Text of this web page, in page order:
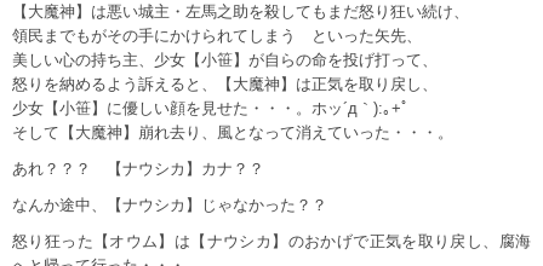
【大魔神】は悪い城主・左馬之助を殺してもまだ怒り狂い続け、
領民までもがその手にかけられてしまう といった矢先、
美しい心の持ち主、少女【小笹】が自らの命を投げ打って、
怒りを納めるよう訴えると、【大魔神】は正気を取り戻し、
少女【小笹】に優しい顔を見せた・・・。ホッ´д｀):｡+ﾟ
そして【大魔神】崩れ去り、風となって消えていった・・・。
あれ？？？ 【ナウシカ】カナ？？
なんか途中、【ナウシカ】じゃなかった？？
怒り狂った【オウム】は【ナウシカ】のおかげで正気を取り戻し、腐海